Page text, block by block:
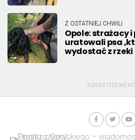
Z OSTATNIEJ CHWILI
Opole: strażacy
uratowali psa
wydostać z rzeki
ADVERTISEMENT